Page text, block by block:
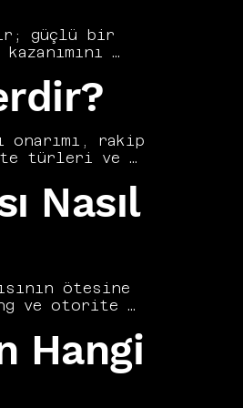
güçlü bir
özel link
otoritesini
rakip
türleri ve
hem riskleri
Nasıl
ötesine
ve otorite
kaldığı, ne
yerine aylık
Consultancy
Hangi